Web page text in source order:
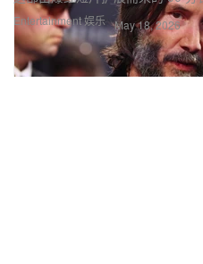
Entertainment 娱乐 May 18, 2026